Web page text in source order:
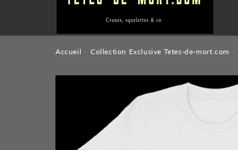
Accueil Collection Exclusive Tetes-de-mort.com